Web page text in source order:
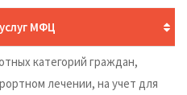
МФЦ
категорий граждан,
лечении, на учет для